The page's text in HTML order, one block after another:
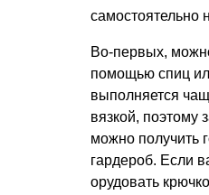
самостоятельно
Во-первых,
помощью спиц
выполняется
вязкой, поэтому
можно получить
гардероб. Если
орудовать